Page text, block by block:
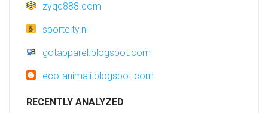
zyqc888.com
sportcity.nl
gotapparel.blogspot.com
eco-animali.blogspot.com
RECENTLY ANALYZED